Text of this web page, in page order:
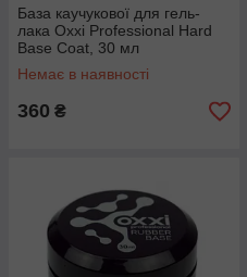
База каучукової для гель-
лака Oxxi Professional Hard
Base Coat, 30 мл
Немає в наявності
360 ₴